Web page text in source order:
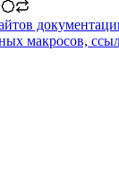
макросов,